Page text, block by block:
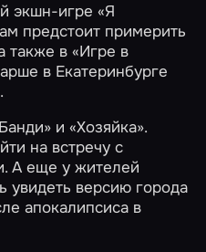
экшн-игре«Я
предстоит примерить
также в«Игре в
в Екатеринбурге
.
и«Хозяйка».
на встречу с
А еще у жителей
увидеть версию города
апокалипсиса в